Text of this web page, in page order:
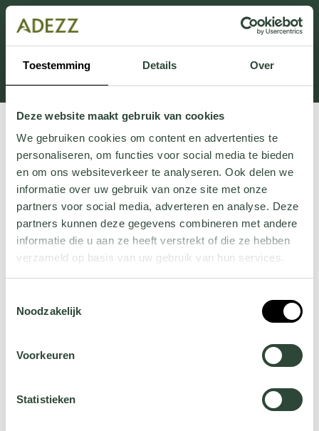
Toestemming Details Over
Deze website maakt gebruik van cookies
We gebruiken cookies om content en advertenties te
personaliseren, om functies voor social media te bieden
en om ons websiteverkeer te analyseren. Ook delen we
informatie over uw gebruik van onze site met onze
partners voor social media, adverteren en analyse. Deze
partners kunnen deze gegevens combineren met andere
informatie die u aan ze heeft verstrekt of die ze hebben
verzameld op basis van uw gebruik van hun services.
jehier.
Noodzakelijk
Voorkeuren
Statistieken
Cette section est actuellement en maintenance.
Si vous manquez des informations, vous pouvez nous
appeler au +31 413 395 295 ou nous envoyer un e-